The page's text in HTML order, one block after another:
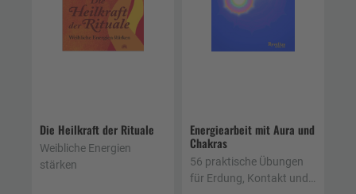
Die Heilkraft der Rituale
Weibliche Energien
stärken
Energiearbeit mit Aura und
Chakras
56 praktische Übungen
für Erdung, Kontakt und